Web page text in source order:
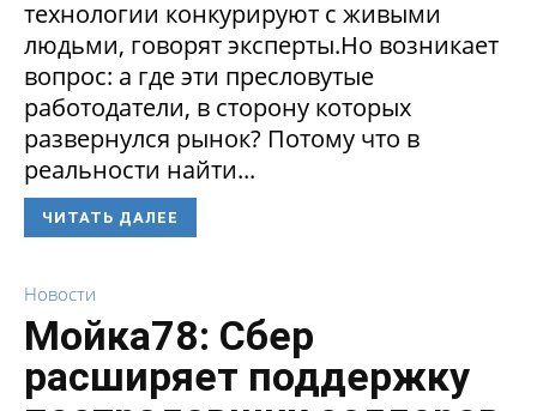
технологии конкурируют с живыми
людьми, говорят эксперты.Но возникает
вопрос: а где эти пресловутые
работодатели, в сторону которых
развернулся рынок? Потому что в
реальности найти...
ЧИТАТЬ ДАЛЕЕ
Новости
Мойка78: Сбер
расширяет поддержку